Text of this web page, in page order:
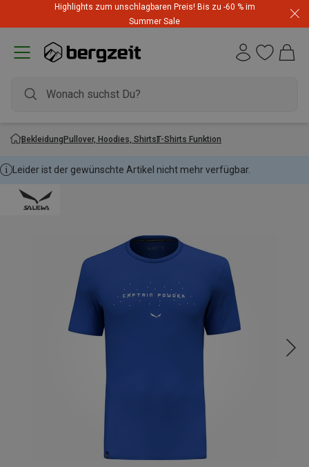
Highlights zum unschlagbaren Preis! Bis zu -60 % im
Summer Sale
BekleidungPullover, Hoodies, ShirtsT-Shirts Funktion
Leider ist der gewünschte Artikel nicht mehr verfügbar.